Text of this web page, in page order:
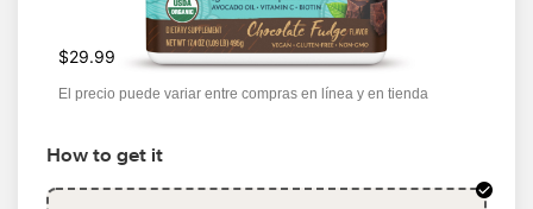
$29.99
El precio puede variar entre compras en línea y en tienda
How to get it